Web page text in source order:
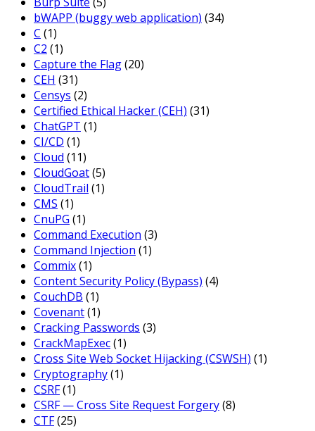
bWAPP (buggy web application) (34)
C (1)
C2 (1)
Capture the Flag(20)
CEH (31)
Censys (2)
Certified Ethical Hacker (CEH) (31)
ChatGPT (1)
CI/CD (1)
Cloud (11)
CloudGoat(5)
CloudTrail (1)
CMS (1)
CnuPG (1)
Command Execution (3)
Command Injection (1)
Commix(1)
Content Security Policy (Bypass) (4)
CouchDB (1)
Covenant(1)
Cracking Passwords (3)
CrackMapExec(1)
Cross Site Web Socket Hijacking (CSWSH) (1)
Cryptography(1)
CSRF(1)
CSRF — Cross Site Request Forgery(8)
CTF(25)